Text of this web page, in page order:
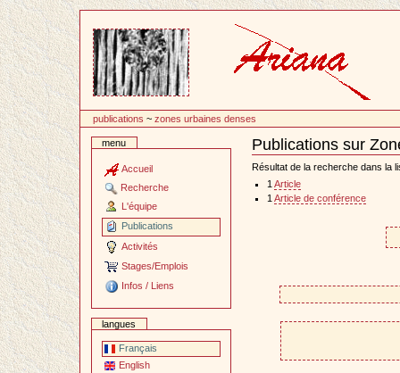
contenu
publications ~zones urbaines denses
menu
Accueil
Recherche
L'équipe
Publications
Activités
Stages/Emplois
Infos / Liens
langues
Français
English
Publications sur
Document
Actions
Résultat de la recherche dans la
1 Article
1 Article de conférence